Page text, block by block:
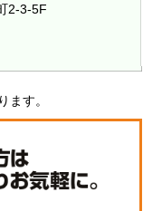
2-3-5F
ます。